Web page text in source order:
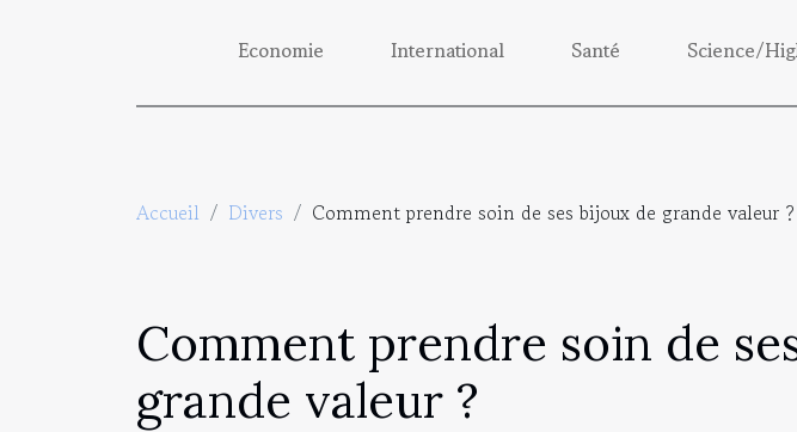
Economie International Santé Science/
Accueil Divers Comment prendre soin de ses bijoux de grande valeur ?
Comment prendre soin de
grande valeur ?